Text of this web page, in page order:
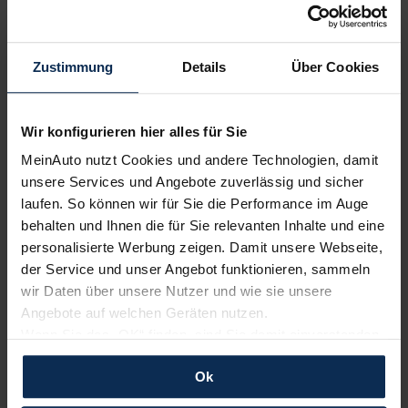
Zustimmung Details Über Cookies
Wir konfigurieren hier alles für Sie
MeinAuto nutzt Cookies und andere Technologien, damit
unsere Services und Angebote zuverlässig und sicher
laufen. So können wir für Sie die Performance im Auge
behalten und Ihnen die für Sie relevanten Inhalte und eine
personalisierte Werbung zeigen. Damit unsere Webseite,
der Service und unser Angebot funktionieren, sammeln
wir Daten über unsere Nutzer und wie sie unsere
Angebote auf welchen Geräten nutzen.
und erlauben uns Cookies für unseren Service zu
verwenden und diese Daten an Dritte weiterzugeben,
etwa an unsere Marketingpartner. Falls Sie dem nicht
Ok
Polestar KIA